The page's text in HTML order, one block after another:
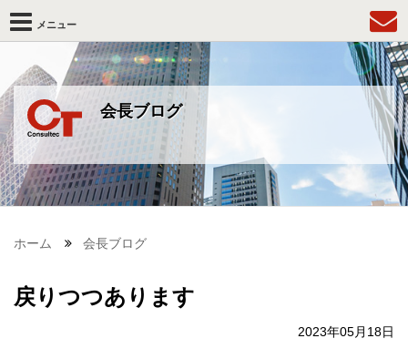
会長ブログ
メニュー
ホーム 会長ブログ
戻りつつあります
2023年05月18日